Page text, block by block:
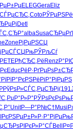
ELEGGeraEliz
СЃРµСЂС‚CotoРЎРµРЅРё
Detl
albaSusa
ZoneРјРµРЅСЏ
РњРЎРљСѓ
PETEРђСЂС‚РёRenz
EducРёР·РґРµ
РєРЅРёРіР°РіРµРЅ
РўРѕР»СЃС‚РµСЂРј(191
РџР°Р»Р°РЎРѕРєРѕ
UnitР—Р°Р№С†Musi
РЅРµР±Р»Р·Р°РјРµ
РєР»Р°СЃBell